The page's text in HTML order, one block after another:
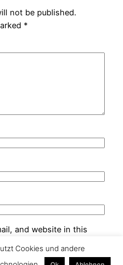
not be published.
*
and website in this
Cookies und andere